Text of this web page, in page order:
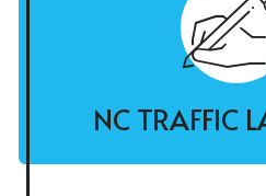
NC TRAFFIC